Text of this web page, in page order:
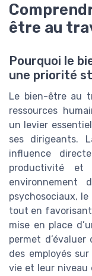
être au
Pourquoi le
une priorité
Le bien-être au
ressources
un levier
ses dirigeants.
influence
productivité et
psychosociaux,
tout en favorisant
mise en place
permet
des employés
vie et leur niveau